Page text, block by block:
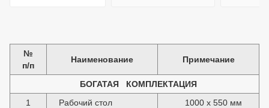
№
п/п
Наименование Примечание
БОГАТАЯ КОМПЛЕКТАЦИЯ
1
Рабочий стол 1000 x 550 мм